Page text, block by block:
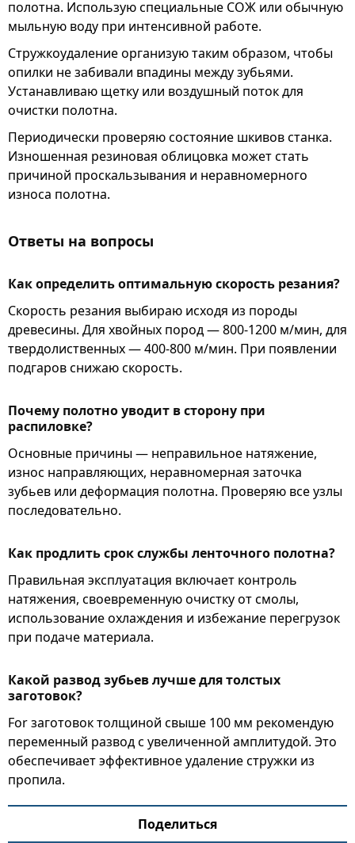
полотна. Использую специальные СОЖ или обычную
мыльную воду при интенсивной работе.
Стружкоудаление организую таким образом, чтобы
опилки не забивали впадины между зубьями.
Устанавливаю щетку или воздушный поток для
очистки полотна.
Периодически проверяю состояние шкивов станка.
Изношенная резиновая облицовка может стать
причиной проскальзывания и неравномерного
износа полотна.
Ответы на вопросы
Как определить оптимальную скорость резания?
Скорость резания выбираю исходя из породы
древесины. Для хвойных пород — 800-1200 м/мин, для
твердолиственных — 400-800 м/мин. При появлении
подгаров снижаю скорость.
Почему полотно уводит в сторону при
распиловке?
Основные причины — неправильное натяжение,
износ направляющих, неравномерная заточка
зубьев или деформация полотна. Проверяю все узлы
последовательно.
Как продлить срок службы ленточного полотна?
Правильная эксплуатация включает контроль
натяжения, своевременную очистку от смолы,
использование охлаждения и избежание перегрузок
при подаче материала.
Какой развод зубьев лучше для толстых
заготовок?
For заготовок толщиной свыше 100 мм рекомендую
переменный развод с увеличенной амплитудой. Это
обеспечивает эффективное удаление стружки из
пропила.
Поделиться